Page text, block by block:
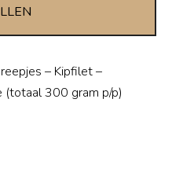
– Kipfilet –
(totaal 300 gram p/p)